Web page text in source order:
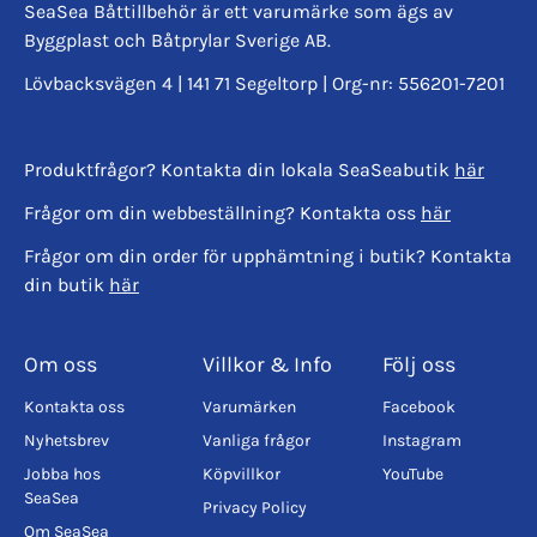
SeaSea Båttillbehör är ett varumärke som ägs av
Byggplast och Båtprylar Sverige AB.
Lövbacksvägen 4 | 141 71 Segeltorp | Org-nr: 556201-7201
Produktfrågor? Kontakta din lokala SeaSeabutik här
Frågor om din webbeställning? Kontakta oss här
Frågor om din order för upphämtning i butik? Kontakta
din butik här
Om oss
Kontakta oss
Nyhetsbrev
Jobba hos
SeaSea
Om SeaSea
Villkor & Info
Varumärken
Vanliga frågor
Köpvillkor
Privacy Policy
Följ oss
Facebook
Instagram
YouTube